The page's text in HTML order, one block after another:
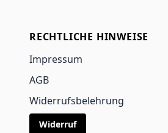
RECHTLICHE HINWEISE
Impressum
AGB
Widerrufsbelehrung
Widerruf